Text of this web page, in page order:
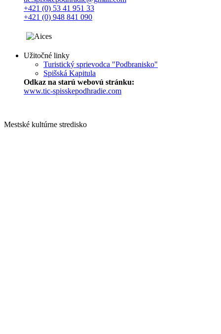
+421 (0) 53 41 951 33
+421 (0) 948 841 090
Užitočné linky
Turistický sprievodca "Podbranisko"
Spišská Kapitula
Odkaz na starú webovú stránku:
www.tic-spisskepodhradie.com
Mestské kultúrne stredisko